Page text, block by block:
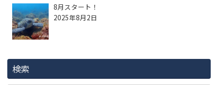
8月スタート！
2025年8月2日
検索